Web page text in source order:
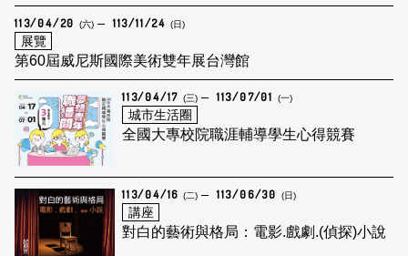
113/04/20 (六) 113/11/24 (日)
展覽
第60屆威尼斯國際美術雙年展台灣館
113/04/17 (三) 113/07/01 (一)
城市生活圈
全國大專校院職涯輔導學生心得競賽
113/04/16 (二) 113/06/30 (日)
講座
對白的藝術與格局：電影.戲劇.(偵探)小說